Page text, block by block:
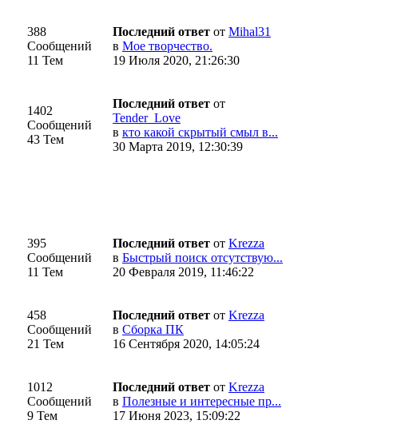
388
Сообщений
11 Тем
Последний ответ от Mihal31
в Мое творчество.
19 Июля 2020, 21:26:30
1402
Сообщений
43 Тем
Последний ответ от
Tender_Love
в кто какой скрытый смыл в...
30 Марта 2019, 12:30:39
395
Сообщений
11 Тем
Последний ответ от Krezza
в Быстрый поиск отсутствую...
20 Февраля 2019, 11:46:22
458
Сообщений
21 Тем
Последний ответ от Krezza
в Сборка ПК
16 Сентября 2020, 14:05:24
1012
Сообщений
9 Тем
Последний ответ от Krezza
в Полезные и интересные пр...
17 Июня 2023, 15:09:22